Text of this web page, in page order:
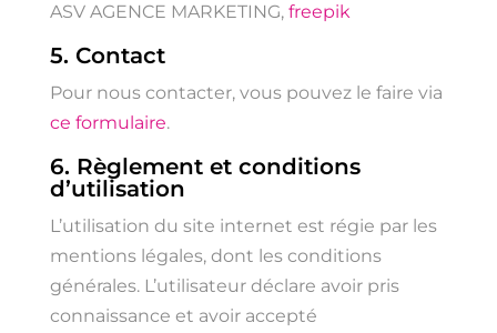
ASV AGENCE MARKETING, freepik
5. Contact
Pour nous contacter, vous pouvez le faire via
ce formulaire.
6. Règlement et conditions
d’utilisation
L’utilisation du site internet est régie par les
mentions légales, dont les conditions
générales. L’utilisateur déclare avoir pris
connaissance et avoir accepté